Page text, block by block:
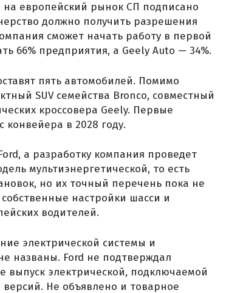
европейский рынок СП подписано
должно получить разрешения
сможет начать работу в первой
66% предприятия, а Geely Auto — 34%.
пять автомобилей. Помимо
SUV семейства Bronco, совместный
кроссовера Geely. Первые
в 2028 году.
а разработку компания проведет
мультиэнергетической, то есть
но их точный перечень пока не
настройки шасси и
водителей.
электрической системы и
названы. Ford не подтверждал
выпуск электрической, подключаемой
Не объявлено и товарное